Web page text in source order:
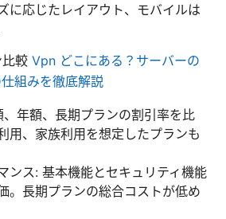
に応じたレイアウト、モバイルは
較 Vpn どこにある？サーバーの
組みを徹底解説
、年額、長期プランの割引率を比
用、家族利用を想定したプランも
ンス: 基本機能とセキュリティ機能
。長期プランの総合コストが低め